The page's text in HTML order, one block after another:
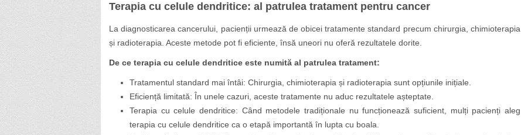
Terapia cu celule dendritice: al patrulea tratament pentru cancer
La diagnosticarea cancerului, pacienții urmează de obicei tratamente standard precum chirurgia, chimioterapia
și radioterapia. Aceste metode pot fi eficiente, însă uneori nu oferă rezultatele dorite.
De ce terapia cu celule dendritice este numită al patrulea tratament:
Tratamentul standard mai întâi: Chirurgia, chimioterapia și radioterapia sunt opțiunile inițiale.
Eficiență limitată: În unele cazuri, aceste tratamente nu aduc rezultatele așteptate.
Terapia cu celule dendritice: Când metodele tradiționale nu funcționează suficient, mulți pacienți aleg
terapia cu celule dendritice ca o etapă importantă în lupta cu boala.